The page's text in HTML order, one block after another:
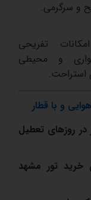
و سرگرمی.
امکانات
تفریحی
و
محیطی
استراحت.
و با قطار
در روزهای تعطیل
خرید تور مشهد